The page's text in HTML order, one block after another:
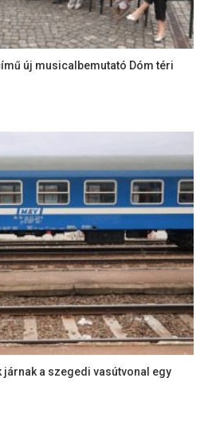
új musicalbemutató Dóm téri
a szegedi vasútvonal egy